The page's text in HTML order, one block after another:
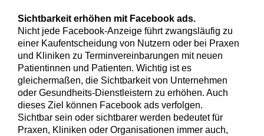
Sichtbarkeit erhöhen mit Facebook ads.
Nicht jede Facebook-Anzeige führt zwangsläufig zu
einer Kaufentscheidung von Nutzern oder bei Praxen
und Kliniken zu Terminvereinbarungen mit neuen
Patientinnen und Patienten. Wichtig ist es
gleichermaßen, die Sichtbarkeit von Unternehmen
oder Gesundheits-Dienstleistern zu erhöhen. Auch
dieses Ziel können Facebook ads verfolgen.
Sichtbar sein oder sichtbarer werden bedeutet für
Praxen, Kliniken oder Organisationen immer auch,